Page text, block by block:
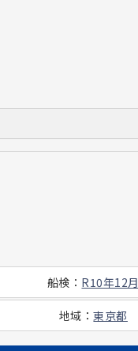
船検 ： R10年12月
地域 ：東京都